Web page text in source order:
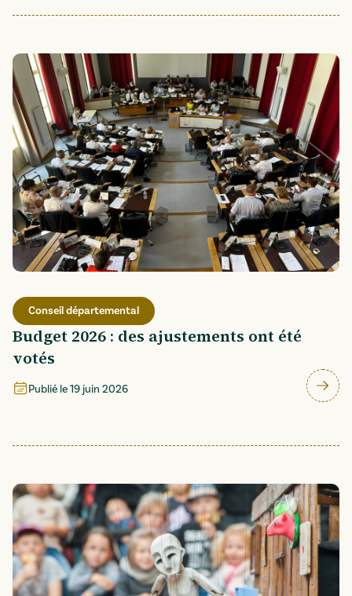
Conseil départemental
Budget 2026 : des ajustements ont été
votés
Publié le19 juin 2026